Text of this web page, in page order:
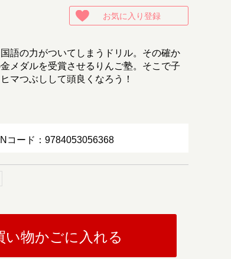
お気に入り登録
語の力がついてしまうドリル。その確か
メダルを受賞させるりんご塾。そこで子
マつぶしして頭良くなろう！
コード：9784053056368
い物かごに入れる